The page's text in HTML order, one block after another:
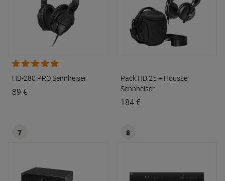
HD-280 PROSennheiser
89 €
Pack HD 25 + Housse
Sennheiser
184 €
7 8